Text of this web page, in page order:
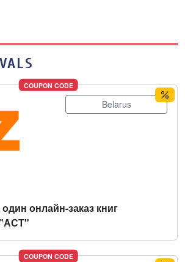
COUPON CODE
Belarus
онлайн-заказ книг
"АСТ"
COUPON CODE